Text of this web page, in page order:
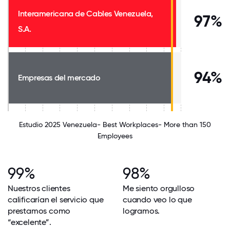
Interamericana de Cables Venezuela,
S.A.
97%
Empresas del mercado 94%
Estudio 2025 Venezuela- Best Workplaces- More than 150
Employees
99%
Nuestros clientes
calificarían el servicio que
prestamos como
“excelente”.
98%
Me siento orgulloso
cuando veo lo que
logramos.